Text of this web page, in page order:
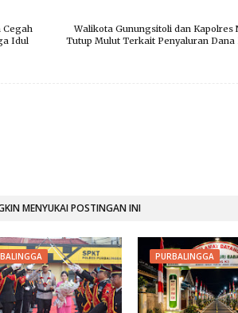
Walikota Gunungsitoli dan Kapolres
Tutup Mulut Terkait Penyaluran Dana
Cegah
Idul
MENYUKAI POSTINGAN INI
PURBALINGGA